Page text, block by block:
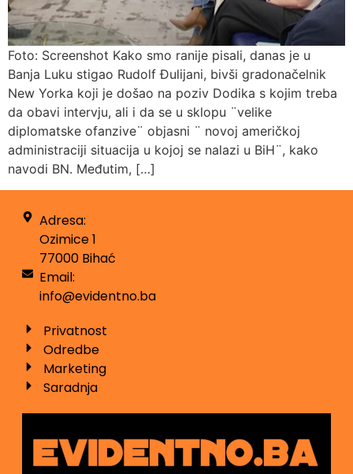
Foto: Screenshot Kako smo ranije pisali, danas je u
Banja Luku stigao Rudolf Đulijani, bivši gradonačelnik
New Yorka koji je došao na poziv Dodika s kojim treba
da obavi intervju, ali i da se u sklopu ¨velike
diplomatske ofanzive¨ objasni ¨ novoj američkoj
administraciji situacija u kojoj se nalazi u BiH¨, kako
navodi BN. Međutim, […]
Adresa:
Ozimice 1
77000 Bihać
Email:
info@evidentno.ba
Privatnost
Odredbe
Marketing
Saradnja